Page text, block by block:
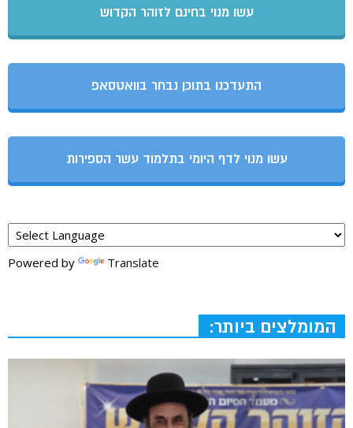
עשו מנוי בחינם לזוהר הקדוש
התעדכנו בתוכן נבחר בוואטסאפ
עשו מנוי לדף היומי בתלמוד עשר הספירות
Powered by Translate
המומלצים ביותר: